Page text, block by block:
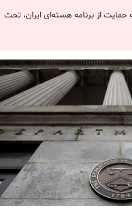
حمایت از برنامه هسته‌ای ایران، تحت